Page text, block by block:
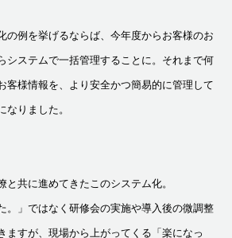
の例を挙げるならば、今年度からお客様のお
システムで一括管理することに。それまで何
客様情報を、より安全かつ簡易的に管理して
なりました。
と共に進めてきたこのシステム化。
。」ではなく研修会の実施や導入後の微調整
ますが、現場から上がってくる「楽になっ